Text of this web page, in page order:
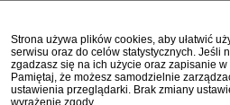
Strona używa plików cookies, aby ułatwić
serwisu oraz do celów statystycznych. Jeśli
zgadzasz się na ich użycie oraz zapisanie
Pamiętaj, że możesz samodzielnie
ustawienia przeglądarki. Brak zmiany
wyrażenie zgody.